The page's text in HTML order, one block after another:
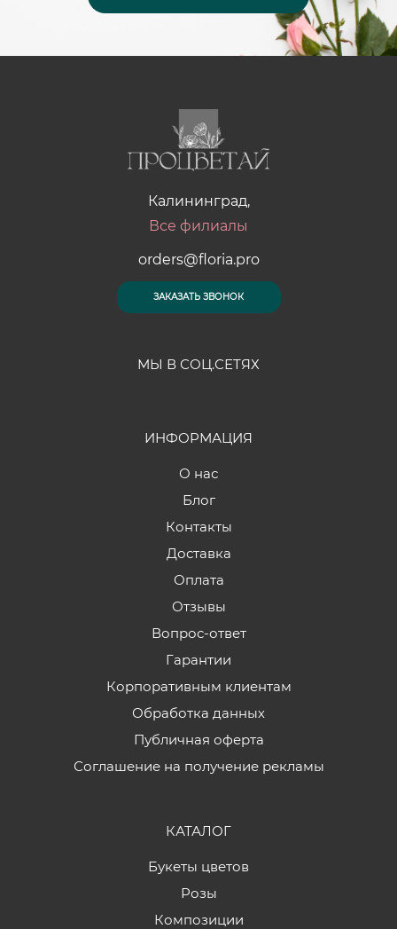
Калининград,
Все филиалы
orders@floria.pro
ЗАКАЗАТЬ ЗВОНОК
МЫ В СОЦ.СЕТЯХ
ИНФОРМАЦИЯ
О нас
Блог
Контакты
Доставка
Оплата
Отзывы
Вопрос-ответ
Гарантии
Корпоративным клиентам
Обработка данных
Публичная оферта
Соглашение на получение рекламы
КАТАЛОГ
Букеты цветов
Розы
Композиции